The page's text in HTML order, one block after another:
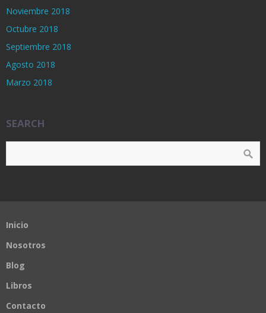
Noviembre 2018
Octubre 2018
Septiembre 2018
Agosto 2018
Marzo 2018
SEARCH
Inicio
Nosotros
Blog
Libros
Contacto